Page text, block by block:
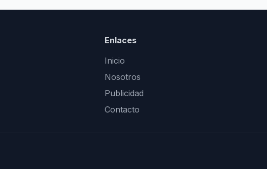
Enlaces
Inicio
Nosotros
Publicidad
Contacto